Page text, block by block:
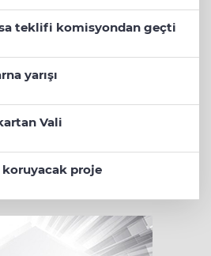
teklifi komisyondan geçti
yarışı
Vali
proje